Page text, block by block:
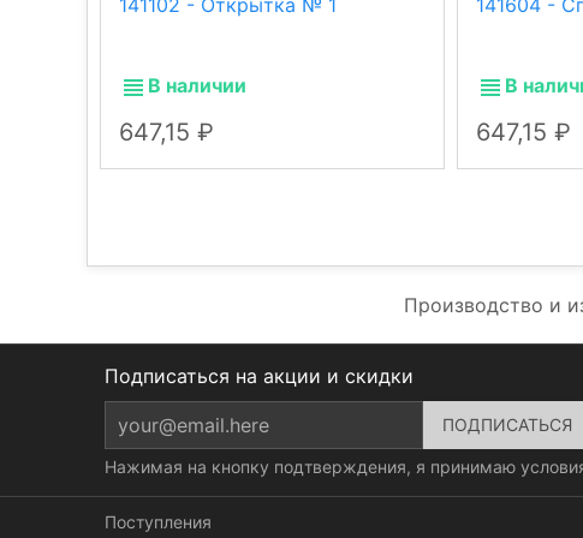
141102 - Открытка № 1
В наличии
647,15
141604 -
В
647,15
Производство и
Подписаться на акции и скидки
Нажимая на кнопку подтверждения, я принимаю
Поступления